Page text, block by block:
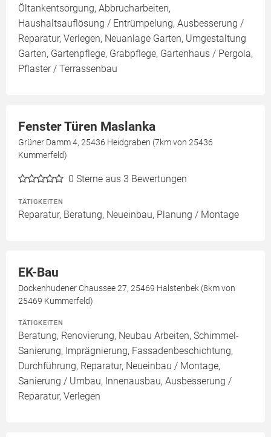
Öltankentsorgung, Abbrucharbeiten,
Haushaltsauflösung / Entrümpelung, Ausbesserung /
Reparatur, Verlegen, Neuanlage Garten, Umgestaltung
Garten, Gartenpflege, Grabpflege, Gartenhaus / Pergola,
Pflaster / Terrassenbau
Fenster Türen Maslanka
Grüner Damm 4, 25436 Heidgraben (7km von 25436
Kummerfeld)
0 Sterne aus 3 Bewertungen
TÄTIGKEITEN
Reparatur, Beratung, Neueinbau, Planung / Montage
EK-Bau
Dockenhudener Chaussee 27, 25469 Halstenbek (8km von
25469 Kummerfeld)
TÄTIGKEITEN
Beratung, Renovierung, Neubau Arbeiten, Schimmel-
Sanierung, Imprägnierung, Fassadenbeschichtung,
Durchführung, Reparatur, Neueinbau / Montage,
Sanierung / Umbau, Innenausbau, Ausbesserung /
Reparatur, Verlegen